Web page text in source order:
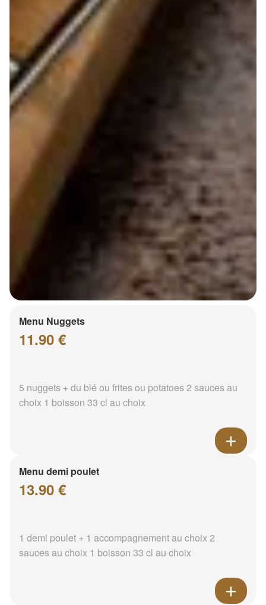
Menu Nuggets
11.90 €
5 nuggets + du blé ou frites ou potatoes 2 sauces au
choix 1 boisson 33 cl au choix
Menu demi poulet
13.90 €
1 demi poulet + 1 accompagnement au choix 2
sauces au choix 1 boisson 33 cl au choix